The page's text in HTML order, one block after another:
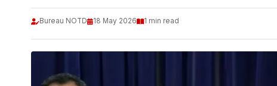
Bureau NOTD 18 May 2026 1 min read